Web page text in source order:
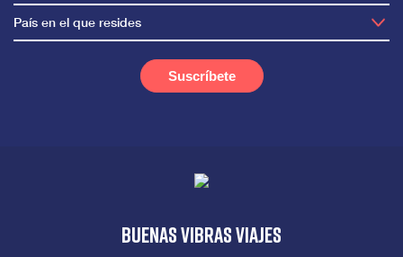
País en el que resides
Buenas vibras viajes